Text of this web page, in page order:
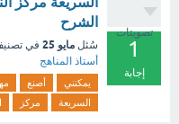
تصويتات
1
إجابة
الشرح
سُئل مايو 25 في
أستاذ المناهج
يمكنني أصنع
السريعة
مركز